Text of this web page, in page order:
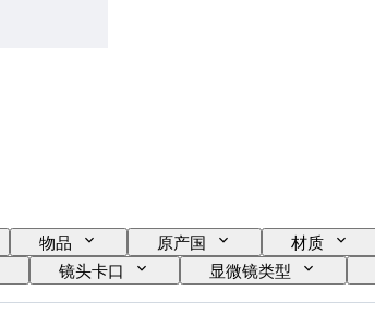
物品 原产国 材质
镜头卡口 显微镜类型
时代 已测试，运转正常